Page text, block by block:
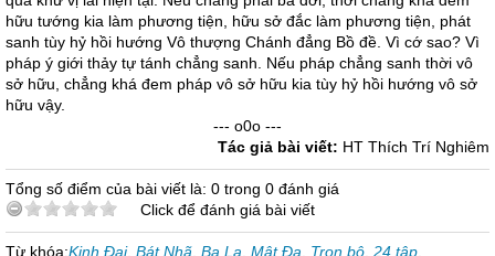
hữu tướng kia làm phương tiện, hữu sở đắc làm phương tiện, phát
sanh tùy hỷ hồi hướng Vô thượng Chánh đẳng Bồ đề. Vì cớ sao? Vì
pháp ý giới thảy tự tánh chẳng sanh. Nếu pháp chẳng sanh thời vô
sở hữu, chẳng khá đem pháp vô sở hữu kia tùy hỷ hồi hướng vô sở
hữu vậy.
--- o0o ---
Tác giả bài viết: HT Thích Trí Nghiêm
Tổng số điểm của bài viết là: 0 trong 0 đánh giá
Click để đánh giá bài viết
Từ khóa:Kinh Đại, Bát Nhã Ba La Mật Đa Trọn bộ 24 tập